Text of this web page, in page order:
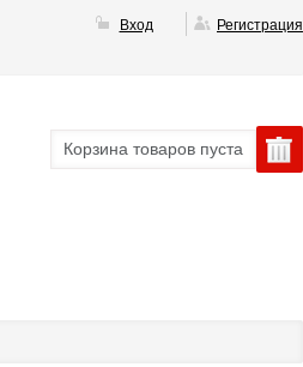
Вход Регистрация
Корзина товаров пуста